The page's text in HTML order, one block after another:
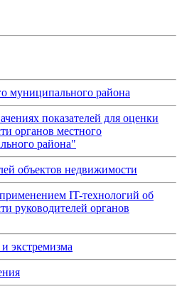
муниципального района
показателей для оценки
органов местного
района"
объектов недвижимости
IT-технологий об
руководителей органов
экстремизма